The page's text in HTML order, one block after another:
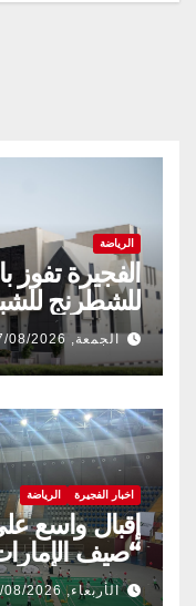
الرياضة
الفجيرة تفوز
للشطرنج
الجمعة, 07/08/2026
اخبار الفجيرة الرياضة
إقبال واسع
“صيف
الأربعاء, 05/08/2026